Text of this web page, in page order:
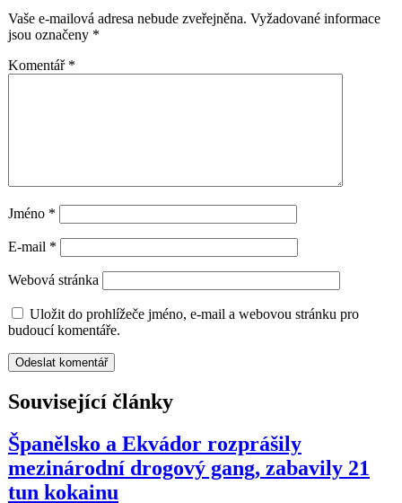
Vaše e-mailová adresa nebude zveřejněna. Vyžadované informace
jsou označeny *
Komentář *
Jméno *
E-mail *
Webová stránka
Uložit do prohlížeče jméno, e-mail a webovou stránku pro
budoucí komentáře.
Související články
Španělsko a Ekvádor rozprášily
mezinárodní drogový gang, zabavily 21
tun kokainu